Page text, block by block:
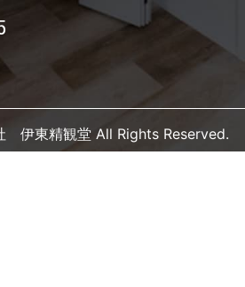
伊東精観堂 All Rights Reserved.